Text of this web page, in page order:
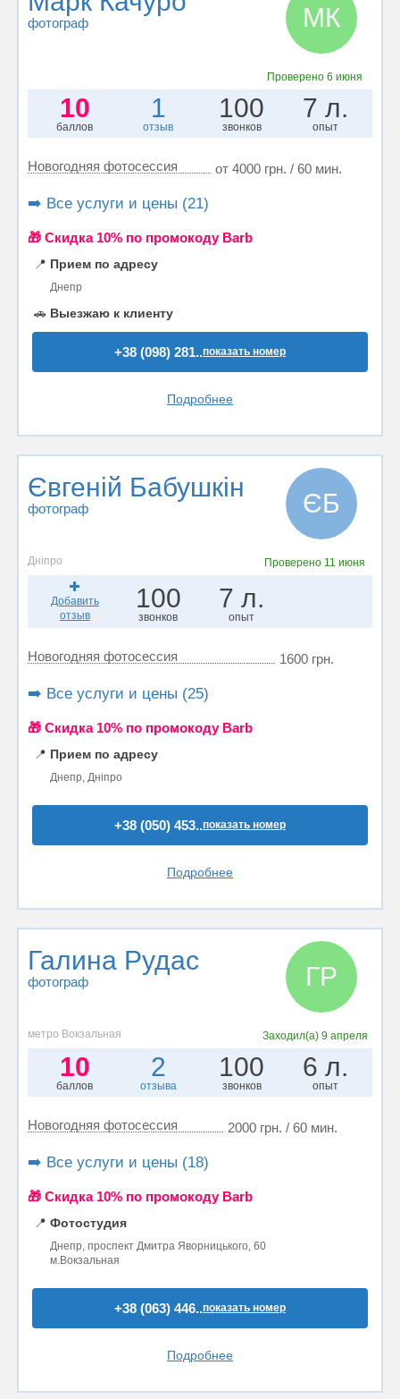
фотограф МК
Проверено6 июня
10
баллов
1
отзыв
100
звонков
7 л.
опыт
Новогодняя фотосессия от 4000 грн. / 60 мин.
➡️ Все услуги и цены (21)
🎁 Cкидка 10% по промокоду Barb
📍 Прием по адресу
Днепр
🚗 Выезжаю к клиенту
+38 (098) 281..показать номер
Подробнее
Євгеній Бабушкін
фотограф ЄБ
Дніпро Проверено 11 июня
Добавить
отзыв
100
звонков
7 л.
опыт
Новогодняя фотосессия 1600 грн.
➡️ Все услуги и цены (25)
🎁 Cкидка 10% по промокоду Barb
📍 Прием по адресу
Днепр, Дніпро
+38 (050) 453..показать номер
Подробнее
Галина Рудас
фотограф ГР
метро Вокзальная Заходил(а) 9 апреля
10
баллов
2
отзыва
100
звонков
6 л.
опыт
Новогодняя фотосессия 2000 грн. / 60 мин.
➡️ Все услуги и цены (18)
🎁 Cкидка 10% по промокоду Barb
📍 Фотостудия
Днепр, проспект Дмитра Яворницького, 60
м.Вокзальная
+38 (063) 446..показать номер
Подробнее